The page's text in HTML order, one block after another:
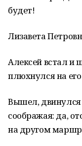
будет!
Лизавета
Алексей встал и
плюхнулся на
Вышел, двинулся
соображая: да,
на другом